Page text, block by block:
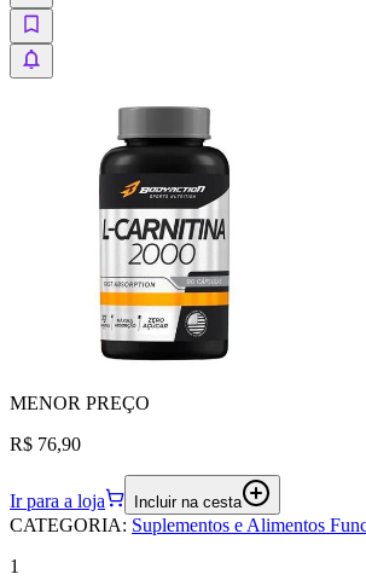
MENOR PREÇO
R$ 76,90
Ir para a loja Incluir na cesta
CATEGORIA: Suplementos e Alimentos
1